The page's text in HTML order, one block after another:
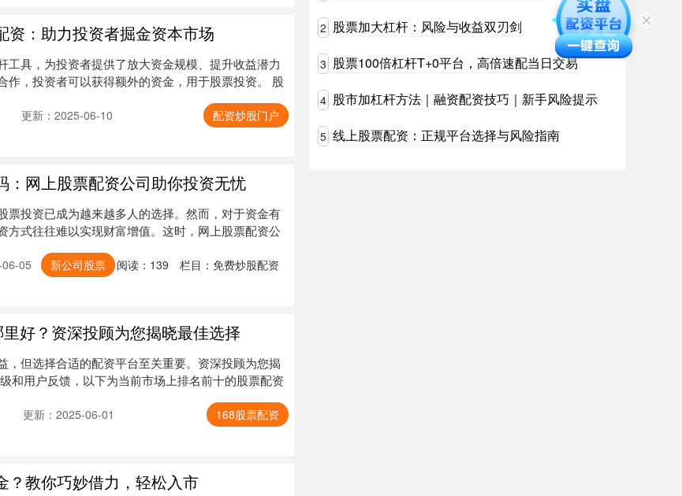
资：助力投资者掘金资本市场
工具，为投资者提供了放大资金规模、提升收益潜力
作，投资者可以获得额外的资金，用于股票投资。 股
更新：2025-06-10
配资炒股门户
：网上股票配资公司助你投资无忧
票投资已成为越来越多人的选择。然而，对于资金有
方式往往难以实现财富增值。这时，网上股票配资公
05 新公司股票 阅读： 139 栏目： 免费炒股配资
好？资深投顾为您揭晓最佳选择
，但选择合适的配资平台至关重要。资深投顾为您揭
和用户反馈，以下为当前市场上排名前十的股票配资
更新：2025-06-01
168股票配资
？教你巧妙借力，轻松入市
2 股票加大杠杆：风险与收益双刃剑
3 股票100倍杠杆T+0平台，高倍速配当日交易
4 股市加杠杆方法｜融资配资技巧｜新手风险提示
5 线上股票配资：正规平台选择与风险指南